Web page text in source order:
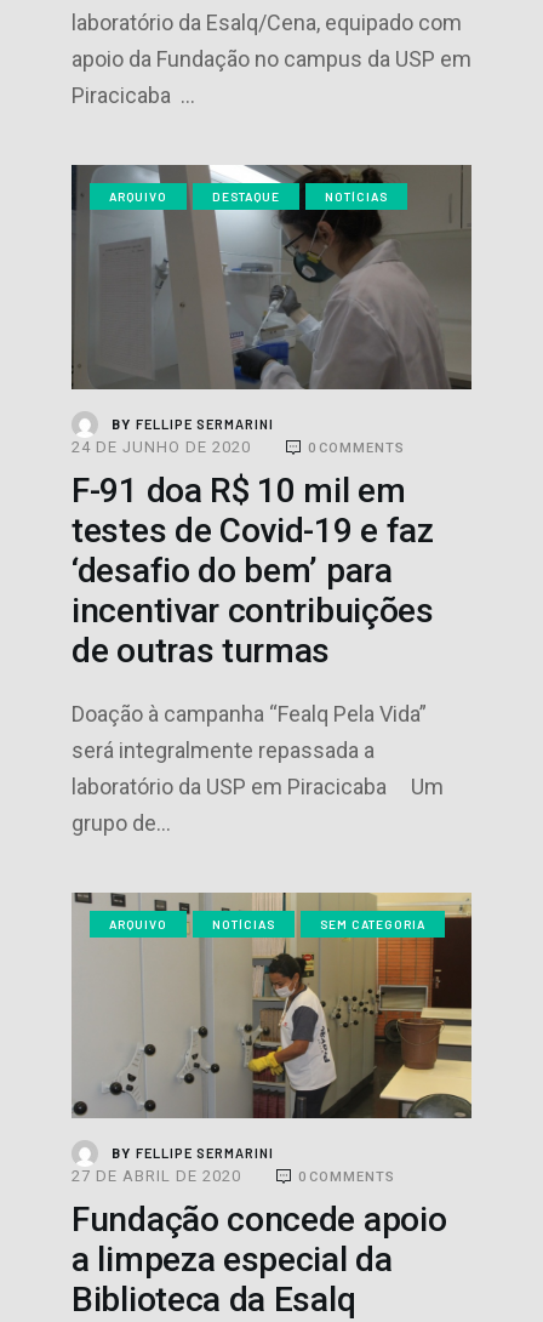
laboratório da Esalq/Cena, equipado com
apoio da Fundação no campus da USP em
Piracicaba …
ARQUIVO DESTAQUE NOTÍCIAS
BY FELLIPE SERMARINI
24 DE JUNHO DE 2020 0 COMMENTS
F-91 doa R$ 10 mil em
testes de Covid-19 e faz
‘desafio do bem’ para
incentivar contribuições
de outras turmas
Doação à campanha “Fealq Pela Vida”
será integralmente repassada a
laboratório da USP em Piracicaba Um
grupo de…
ARQUIVO NOTÍCIAS SEM CATEGORIA
BY FELLIPE SERMARINI
27 DE ABRIL DE 2020 0 COMMENTS
Fundação concede apoio
a limpeza especial da
Biblioteca da Esalq